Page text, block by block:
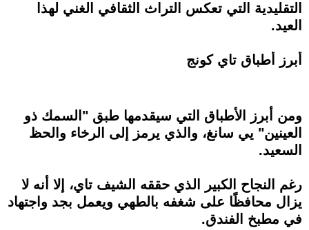
التقليدية التي تعكس التراث الثقافي الغني لهذا
العيد.
أبرز أطباق تاي كونج
ومن أبرز الأطباق التي سيقدمها طبق "السمك ذو
العينين" يي سانغ، والذي يرمز إلى الرخاء والحظ
السعيد.
رغم النجاح الكبير الذي حققه الشيف تاي، إلا أنه لا
يزال محافظًا على شغفه بالطهي ويعمل بجد واجتهاد
في مطبخ الفندق.